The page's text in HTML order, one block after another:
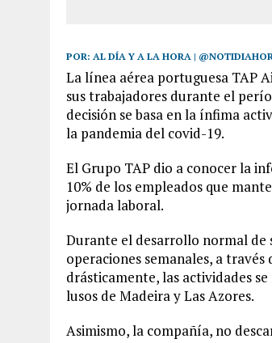
POR: AL DÍA Y A LA HORA |
La línea aérea portuguesa TAP
sus trabajadores durante el
decisión se basa en la ínfima
la pandemia del covid-19.
El Grupo TAP dio a conocer la
10% de los empleados que
jornada laboral.
Durante el desarrollo normal de
operaciones semanales, a
drásticamente, las actividades
lusos de Madeira y Las Azores.
Asimismo, la compañía, no